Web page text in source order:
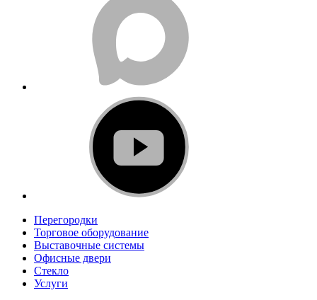
Перегородки
Торговое оборудование
Выставочные системы
Офисные двери
Стекло
Услуги